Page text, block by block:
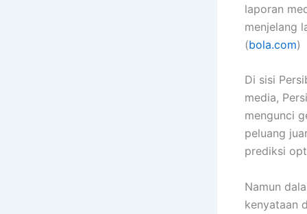
laporan
menjelang
(bola.com)
Di sisi
media,
mengunci
peluang
prediksi
Namun
kenyataan